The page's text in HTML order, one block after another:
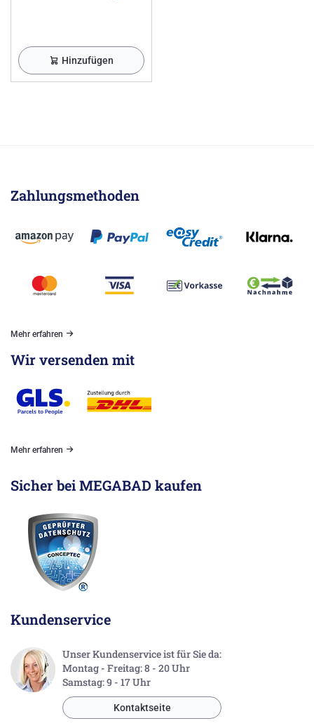
Hinzufügen
Zahlungsmethoden
Mehr erfahren
Wir versenden mit
Mehr erfahren
Sicher bei MEGABAD kaufen
Kundenservice
Unser Kundenservice ist für Sie da:
Montag - Freitag: 8 - 20 Uhr
Samstag: 9 - 17 Uhr
Kontaktseite